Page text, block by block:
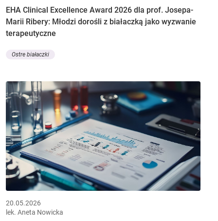
EHA Clinical Excellence Award 2026 dla prof. Josepa-
Marii Ribery: Młodzi dorośli z białaczką jako wyzwanie
terapeutyczne
Ostre białaczki
20.05.2026
lek. Aneta Nowicka